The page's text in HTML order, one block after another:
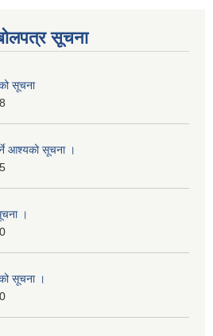
सूचना
सूचना
आश्यको सूचना ।
।
सूचना ।